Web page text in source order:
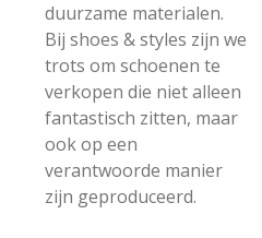
duurzame materialen.
Bij shoes & styles zijn we
trots om schoenen te
verkopen die niet alleen
fantastisch zitten, maar
ook op een
verantwoorde manier
zijn geproduceerd.